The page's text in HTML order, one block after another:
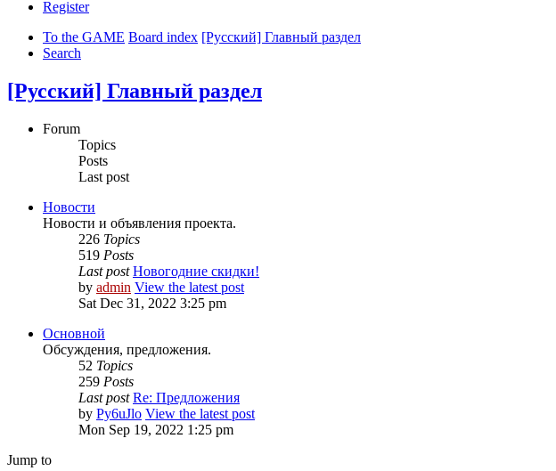
Register
To the GAME Board index [Русский] Главный раздел
Search
[Русский] Главный раздел
Forum
Topics
Posts
Last post
Новости
Новости и объявления проекта.
226 Topics
519 Posts
Last post Новогодние скидки!
by admin View the latest post
Sat Dec 31, 2022 3:25 pm
Основной
Обсуждения, предложения.
52 Topics
259 Posts
Last post Re: Предложения
by Py6uJlo View the latest post
Mon Sep 19, 2022 1:25 pm
Jump to